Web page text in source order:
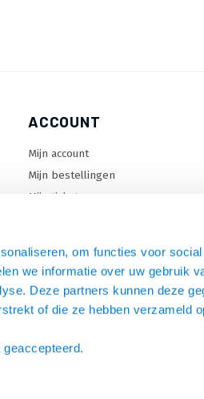
om functies voor
we informatie over uw gebruik
Deze partners kunnen deze
of die ze hebben verzameld
ACCOUNT
Mijn account
Mijn bestellingen
Mijn tickets